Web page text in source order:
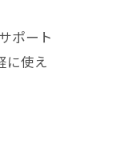
ポート
に使え